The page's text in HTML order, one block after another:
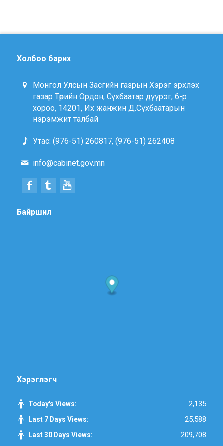
Холбоо барих
Монгол Улсын Засгийн газрын Хэрэг эрхлэх
газар Төрийн Ордон, Сүхбаатар дүүрэг, 6-р
хороо, 14201, Их жанжин Д.Сүхбаатарын
нэрэмжит талбай
Утас: (976-51) 260817, (976-51) 262408
info@cabinet.gov.mn
Байршил
Хэрэглэгч
Today's Views: 2,135
Last 7 Days Views: 25,588
Last 30 Days Views:
209,708